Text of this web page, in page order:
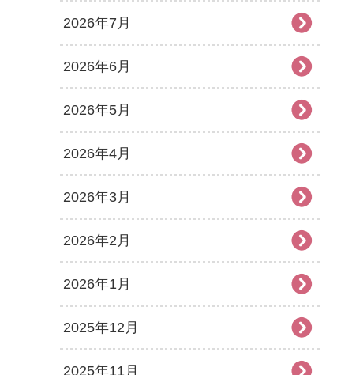
2026年7月
2026年6月
2026年5月
2026年4月
2026年3月
2026年2月
2026年1月
2025年12月
2025年11月